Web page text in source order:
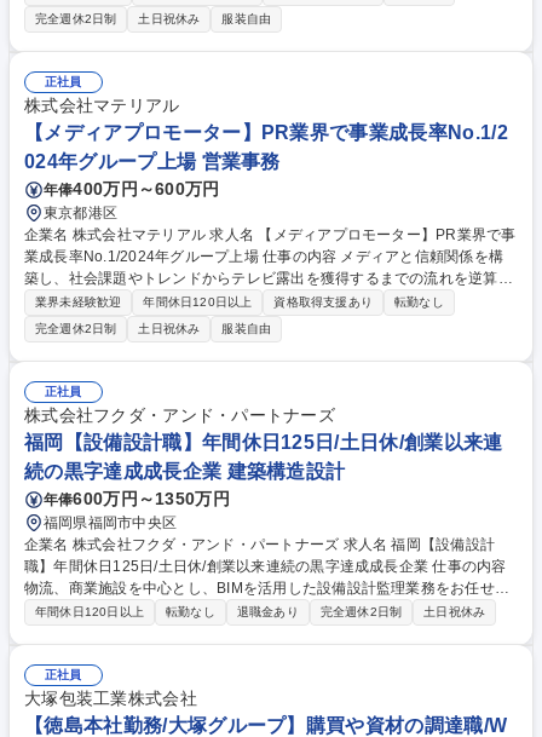
任せいたします。 【詳細】■PRイベントやCMのタレント/インフルエンサ
ー/スポーツ選手や文化人等のキャスティング提案、出演交渉、事務所調
整、当日のアテンドの実施 ※PR効果（メディア露出やSNS上での拡散
性）視点のキャスティングを行います■SNSにおけるインフルエンサー施
策の提案と進行■案件進行に伴う企画書・資料作成【仕事の流れ 例】顧客
ヒアリング→事務所交渉→起用タレントの決定→進行管理→撮影及びイベ
ント当日のアテンド 募集職種 【PRイベント・CM/キャスティング】PR業
界で事業成長率No.1/2024年グループ上場
完全週休2日制
土日祝休み 服装自由
正社員
株式会社マテリアル
【メディアプロモーター】PR業界で事業成長率No.1/2
024年グループ上場 営業事務
年俸400万円～600万円
東京都港区
企業名 株式会社マテリアル 求人名 【メディアプロモーター】PR業界で事
業成長率No.1/2024年グループ上場 仕事の内容 メディアと信頼関係を構
築し、社会課題やトレンドからテレビ露出を獲得するまでの流れを逆算し
て、企画立案力とメディアの知見を活かしてクライアントのブランド価値
の向上に貢献していただきます。 ・テレビ局へのプロモート業務、取材調
整業務 ・記者発表会やPRイベントでのメディア対応 ・テレビプロモート
戦略の立案 ・テレビPR案件の進行 ・案件進行に伴う企画書（プロモート
シート）作成 ・リサーチ、テレビのモニタリング 募集職種 【メディアプ
ロモーター】PR業界で事業成長率No.1/2024年グループ上場
業界未経験歓迎 年間休日120日以上 資格取得支援あり
転勤なし
完全週休2日制
土日祝休み 服装自由
正社員
株式会社フクダ・アンド・パートナーズ
福岡【設備設計職】年間休日125日/土日休/創業以来連
続の黒字達成成長企業 建築構造設計
年俸600万円～1350万円
福岡県福岡市中央区
企業名 株式会社フクダ・アンド・パートナーズ 求人名 福岡【設備設計
職】年間休日125日/土日休/創業以来連続の黒字達成成長企業 仕事の内容
物流、商業施設を中心とし、BIMを活用した設備設計監理業務をお任せし
ます 【具体的な業務内容】■プロジェクトマネジメント業務（施主代行と
ェンスレポート作成■施工品質の評価、指導■設備関係全般の各種相談対応
募集職種 福岡【設備設計職】年間休日125日/土日休/創業以来連続の黒字
達成成長企業
年間休日120日以上 転勤なし 退職金あり 完全週休2日制 土日祝休み
正社員
大塚包装工業株式会社
【徳島本社勤務/大塚グループ】購買や資材の調達職/W